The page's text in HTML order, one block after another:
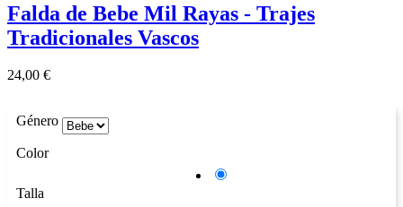
Falda de Bebe Mil Rayas - Trajes
Tradicionales Vascos
Precio
24,00 €
Género
Color
Talla